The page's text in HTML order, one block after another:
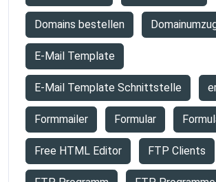
Domains bestellen
E-Mail Template
E-Mail Template Schnittstelle
Formmailer Formular
Free HTML Editor FTP Clients